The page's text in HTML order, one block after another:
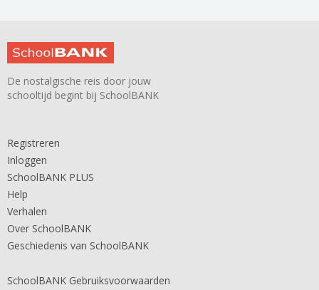
De nostalgische reis door jouw
schooltijd begint bij SchoolBANK
Registreren
Inloggen
SchoolBANK PLUS
Help
Verhalen
Over SchoolBANK
Geschiedenis van SchoolBANK
SchoolBANK Gebruiksvoorwaarden